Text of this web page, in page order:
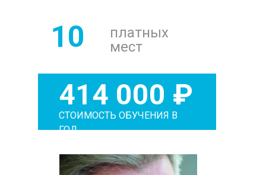
10
платных
мест
414 000 ₽
СТОИМОСТЬ ОБУЧЕНИЯ В
ГОД